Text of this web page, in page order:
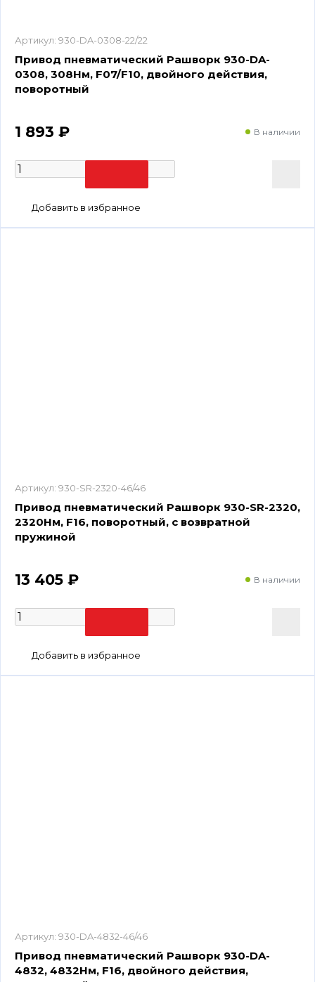
Артикул: 930-DA-0308-22/22
Привод пневматический Рашворк 930-DA-
0308, 308Нм, F07/F10, двойного действия,
поворотный
1 893 ₽ В наличии
Артикул: 930-SR-2320-46/46
Привод пневматический Рашворк 930-SR-2320,
2320Нм, F16, поворотный, с возвратной
пружиной
13 405 ₽ В наличии
Артикул: 930-DA-4832-46/46
Привод пневматический Рашворк 930-DA-
4832, 4832Нм, F16, двойного действия,